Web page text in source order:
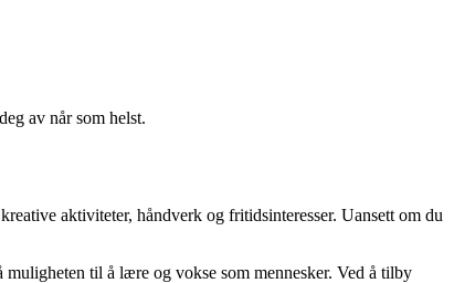
av når som helst.
aktiviteter, håndverk og fritidsinteresser. Uansett om du
til å lære og vokse som mennesker. Ved å tilby